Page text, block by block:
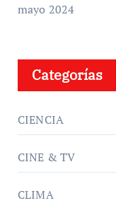
mayo 2024
Categorías
CIENCIA
CINE & TV
CLIMA